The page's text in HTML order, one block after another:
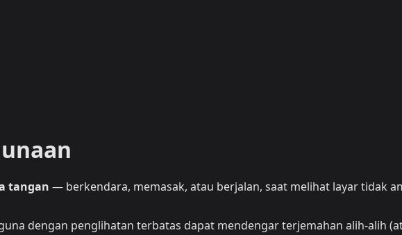
tangan — berkendara, memasak, atau berjalan, saat melihat layar tidak
dengan penglihatan terbatas dapat mendengar terjemahan alih-alih